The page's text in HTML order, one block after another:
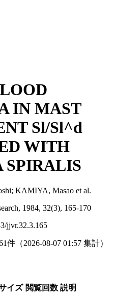
IN MAST
Sl/Sl^d
WITH
KAMIYA, Masao et al.
1984, 32(3), 165-170
jjvr.32.3.165
件 （2026-08-07 01:57 集計）
イズ 閲覧回数 説明